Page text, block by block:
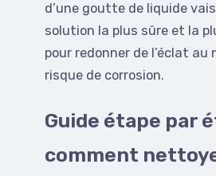
d’une goutte de liquide
solution la plus sûre et la
pour redonner de l’éclat au
risque de corrosion.
Guide étape par
comment